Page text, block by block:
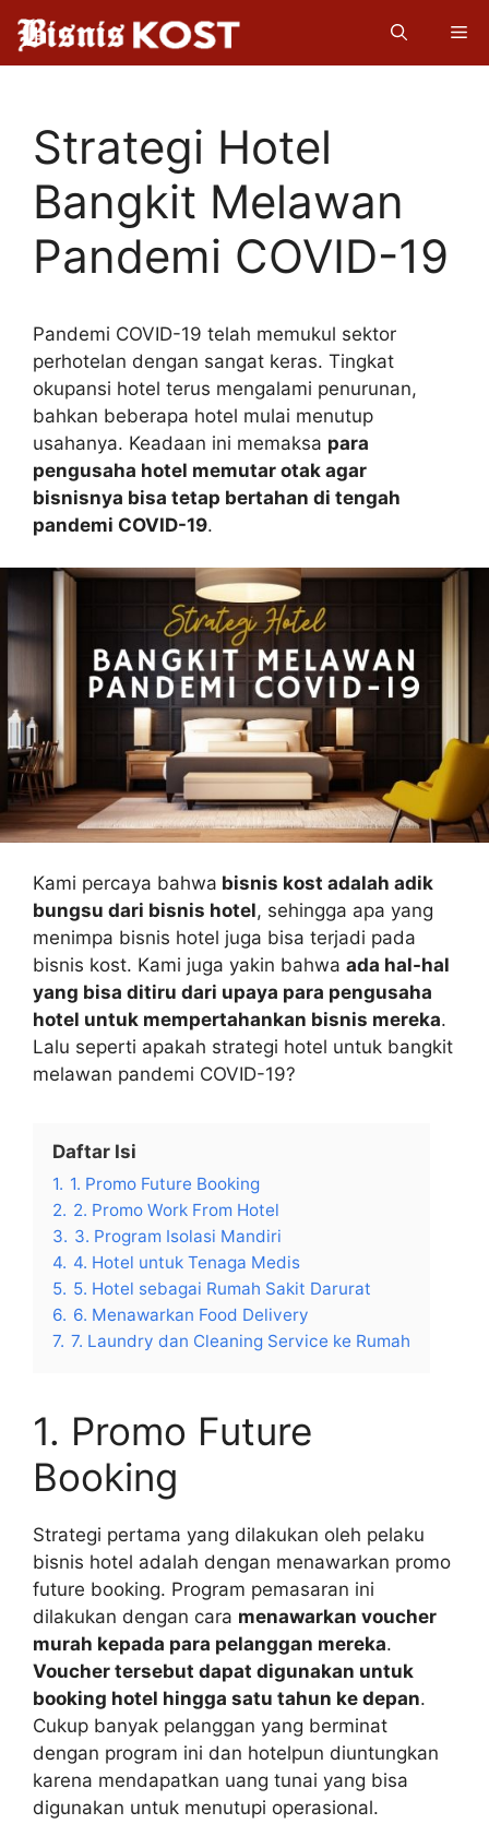
ke
isi
Strategi Hotel
Bangkit Melawan
Pandemi COVID-19
Pandemi COVID-19 telah memukul sektor
perhotelan dengan sangat keras. Tingkat
okupansi hotel terus mengalami penurunan,
bahkan beberapa hotel mulai menutup
usahanya. Keadaan ini memaksa para
pengusaha hotel memutar otak agar
bisnisnya bisa tetap bertahan di tengah
pandemi COVID-19.
Kami percaya bahwa bisnis kost adalah adik
bungsu dari bisnis hotel, sehingga apa yang
menimpa bisnis hotel juga bisa terjadi pada
bisnis kost. Kami juga yakin bahwa ada hal-hal
yang bisa ditiru dari upaya para pengusaha
hotel untuk mempertahankan bisnis mereka.
Lalu seperti apakah strategi hotel untuk bangkit
melawan pandemi COVID-19?
Daftar Isi
1. 1. Promo Future Booking
2. 2. Promo Work From Hotel
3. 3. Program Isolasi Mandiri
4. 4. Hotel untuk Tenaga Medis
5. 5. Hotel sebagai Rumah Sakit Darurat
6. 6. Menawarkan Food Delivery
7. 7. Laundry dan Cleaning Service ke Rumah
1. Promo Future
Booking
Strategi pertama yang dilakukan oleh pelaku
bisnis hotel adalah dengan menawarkan promo
future booking. Program pemasaran ini
dilakukan dengan cara menawarkan voucher
murah kepada para pelanggan mereka.
Voucher tersebut dapat digunakan untuk
booking hotel hingga satu tahun ke depan.
Cukup banyak pelanggan yang berminat
dengan program ini dan hotelpun diuntungkan
karena mendapatkan uang tunai yang bisa
digunakan untuk menutupi operasional.